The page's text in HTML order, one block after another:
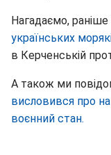
Нагадаємо,
українських
в Керченській
А також ми
висловився про
воєнний стан.